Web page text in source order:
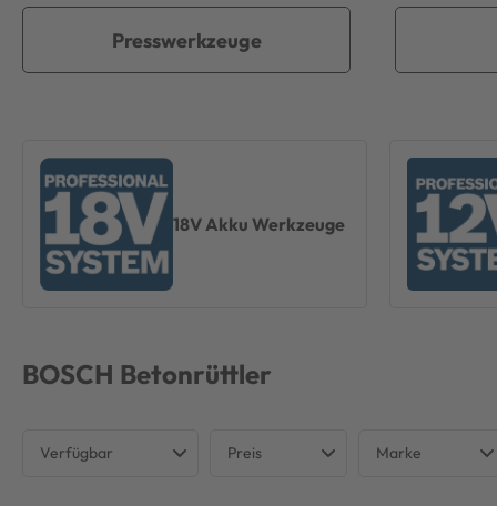
Presswerkzeuge
18V Akku Werkzeuge
BOSCH Betonrüttler
Verfügbar Preis Marke